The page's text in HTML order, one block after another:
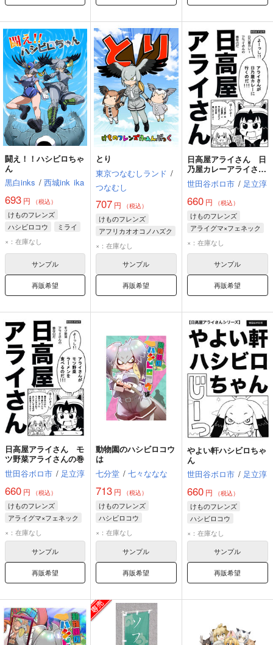
闘え！！ハシビロちゃ
ん
黒白inks / 西城ink ika
693 円 （税込）
けものフレンズ
ハシビロコウ
ミライ
セルリアン
×：在庫なし
サンプル
再販希望
とり
東京つなむしランド /
つなむし
707 円 （税込）
けものフレンズ
アフリカオオコノハズク
ワシミミズク
ハシビロコウ
×：在庫なし
サンプル
再販希望
日高屋アライさん 日
乃屋カレーアライさん
の巻
世田谷ボロ市 / 足立淳
660円 （税込）
けものフレンズ
アライグマ×フェネック
アライグマ
フェネック
ハシビロコウ
×：在庫なし
サンプル
再販希望
日高屋アライさん モ
ツ野菜アライさんの巻
世田谷ボロ市 / 足立淳
660 円 （税込）
けものフレンズ
アライグマ×フェネック
アライグマ
フェネック
ハシビロコウ
×：在庫なし
サンプル
再販希望
動物園のハシビロコウ
は
七分堂 / 七々ななな
713 円 （税込）
けものフレンズ
ハシビロコウ
×：在庫なし
サンプル
再販希望
やよい軒ハシビロちゃ
ん
世田谷ボロ市 / 足立淳
660円 （税込）
けものフレンズ
ハシビロコウ
×：在庫なし
サンプル
再販希望